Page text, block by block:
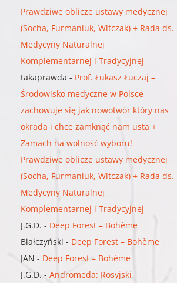
Prawdziwe oblicze ustawy medycznej
(Socha, Furmaniuk, Witczak) + Rada ds.
Medycyny Naturalnej
Komplementarnej i Tradycyjnej
takaprawda - Prof. Łukasz Łuczaj –
Środowisko medyczne w Polsce
zachowuje się jak nowotwór który nas
okrada i chce zamknąć nam usta +
Zamach na wolność wyboru!
Prawdziwe oblicze ustawy medycznej
(Socha, Furmaniuk, Witczak) + Rada ds.
Medycyny Naturalnej
Komplementarnej i Tradycyjnej
J.G.D. - Deep Forest – Bohème
Białczyński - Deep Forest – Bohème
JAN - Deep Forest – Bohème
J.G.D. -Andromeda: Rosyjski